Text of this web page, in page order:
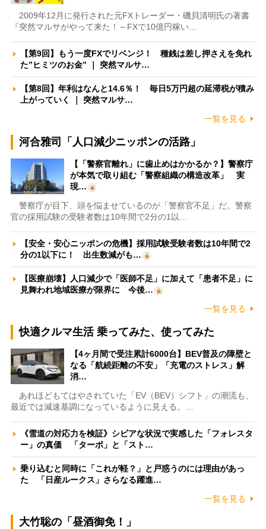
2009年12月に発行された元FXトレーダー・磯貝清明氏の著書
『突然マルサがやって来た！～FXで10億円稼い…
【第9回】もう一度FXでリベンジ！ 種銭は差し押さえを免れ
た”ヒミツのお金” ｜ 突然マルサ…
【第8回】年利はなんと14.6％！ 毎日5万円超の延滞税が積み
上がっていく ｜ 突然マルサ…
一覧を見る
河合雅司「人口減少ニッポンの活路」
【「警察官離れ」に歯止めはかかるか？】警察庁
が本気で取り組む「警察組織の構造改革」 実
現…
警察庁が目下、頭を悩ませているのが「警察官不足」だ。警察
官の採用試験の受験者数は10年間で2分の1以…
【安全・安心ニッポンの危機】採用試験受験者数は10年間で2
分の1以下に！ 出生数減がも…
【医療崩壊】人口減少で「医師不足」に加えて「患者不足」に
見舞われ地域医療が限界に 今後…
一覧を見る
快適クルマ生活 乗ってみた、使ってみた
【4ヶ月間で受注累計6000台】BEV普及の障壁と
なる「航続距離の不安」「充電のストレス」解
消…
あれほどもてはやされていた「EV（BEV）シフト」の潮流も、
最近では減速基調になっているように見える。…
《雪道の対応力を検証》シビアな状況で実感した「フォレスタ
ー」の真価 「ターボ」と「スト…
乗り込むと同時に「これが軽？」と戸惑うのには理由があっ
た 「日産ルークス」さらなる躍進…
一覧を見る
大竹聡の「昼酒御免！」